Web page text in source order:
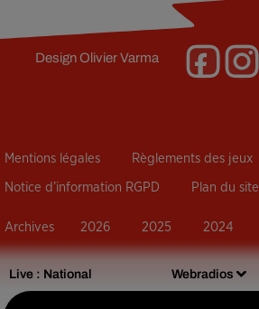
Live : National Webradios
DesignOlivier Varma
Mentions légales Règlements des jeux
Notice d’information RGPD Plan du site
Archives 2026 2025 2024